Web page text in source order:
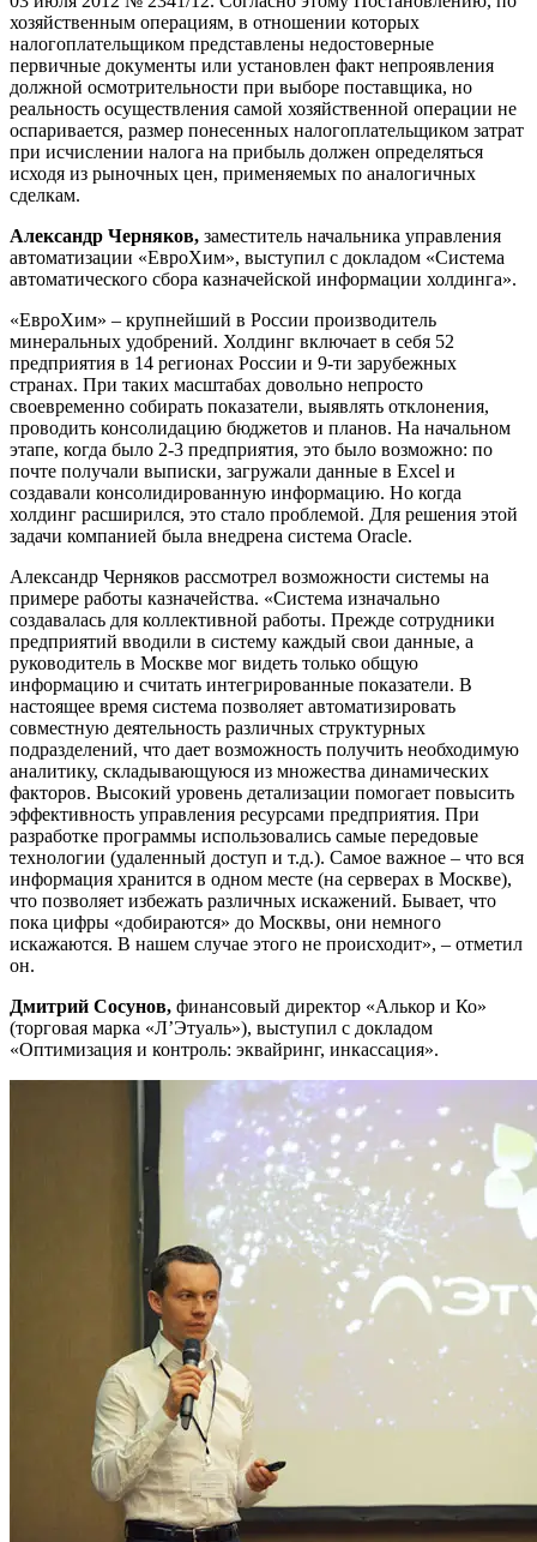
хозяйственным операциям, в отношении которых
налогоплательщиком представлены недостоверные
первичные документы или установлен факт непроявления
должной осмотрительности при выборе поставщика, но
реальность осуществления самой хозяйственной операции не
оспаривается, размер понесенных налогоплательщиком затрат
при исчислении налога на прибыль должен определяться
исходя из рыночных цен, применяемых по аналогичных
сделкам.
Александр Черняков, заместитель начальника управления
автоматизации «ЕвроХим», выступил с докладом «Система
автоматического сбора казначейской информации холдинга».
«ЕвроХим» – крупнейший в России производитель
минеральных удобрений. Холдинг включает в себя 52
предприятия в 14 регионах России и 9-ти зарубежных
странах. При таких масштабах довольно непросто
своевременно собирать показатели, выявлять отклонения,
проводить консолидацию бюджетов и планов. На начальном
этапе, когда было 2-3 предприятия, это было возможно: по
почте получали выписки, загружали данные в Excel и
создавали консолидированную информацию. Но когда
холдинг расширился, это стало проблемой. Для решения этой
задачи компанией была внедрена система Oracle.
Александр Черняков рассмотрел возможности системы на
примере работы казначейства. «Система изначально
создавалась для коллективной работы. Прежде сотрудники
предприятий вводили в систему каждый свои данные, а
руководитель в Москве мог видеть только общую
информацию и считать интегрированные показатели. В
настоящее время система позволяет автоматизировать
совместную деятельность различных структурных
подразделений, что дает возможность получить необходимую
аналитику, складывающуюся из множества динамических
факторов. Высокий уровень детализации помогает повысить
эффективность управления ресурсами предприятия. При
разработке программы использовались самые передовые
технологии (удаленный доступ и т.д.). Самое важное – что вся
информация хранится в одном месте (на серверах в Москве),
что позволяет избежать различных искажений. Бывает, что
пока цифры «добираются» до Москвы, они немного
искажаются. В нашем случае этого не происходит», – отметил
он.
Дмитрий Сосунов, финансовый директор «Алькор и Ко»
(торговая марка «Л’Этуаль»), выступил с докладом
«Оптимизация и контроль: эквайринг, инкассация».